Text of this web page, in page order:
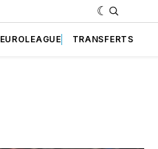
EUROLEAGUE TRANSFERTS